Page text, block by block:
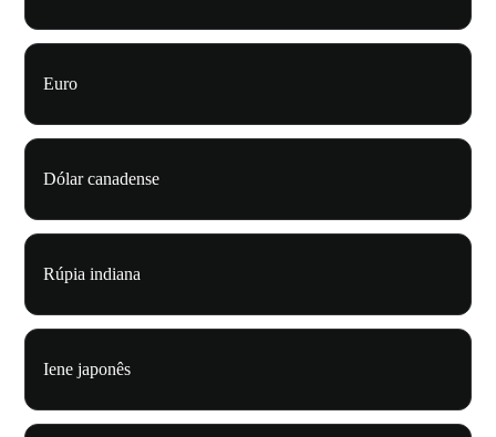
Euro
Dólar canadense
Rúpia indiana
Iene japonês